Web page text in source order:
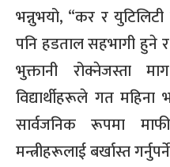
भन्नुभयो, “कर र युटिलिटी
पनि हडताल सहभागी हुने
भुक्तानी रोक्नेजस्ता
विद्यार्थीहरूले गत
सार्वजनिक रूपमा
मन्त्रीहरूलाई बर्खास्त